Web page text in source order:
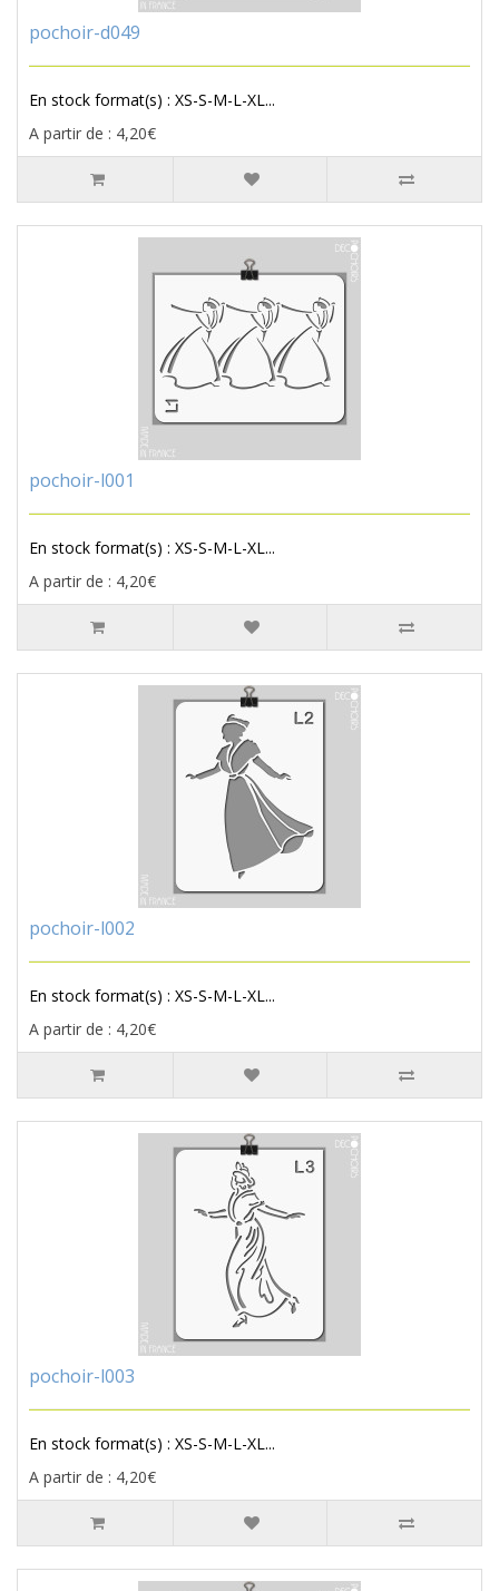
pochoir-d049
En stock format(s) : XS-S-M-L-XL...
A partir de : 4,20€
pochoir-l001
En stock format(s) : XS-S-M-L-XL...
A partir de : 4,20€
pochoir-l002
En stock format(s) : XS-S-M-L-XL...
A partir de : 4,20€
pochoir-l003
En stock format(s) : XS-S-M-L-XL...
A partir de : 4,20€